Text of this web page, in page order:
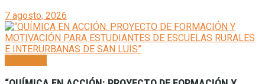
7 agosto, 2026